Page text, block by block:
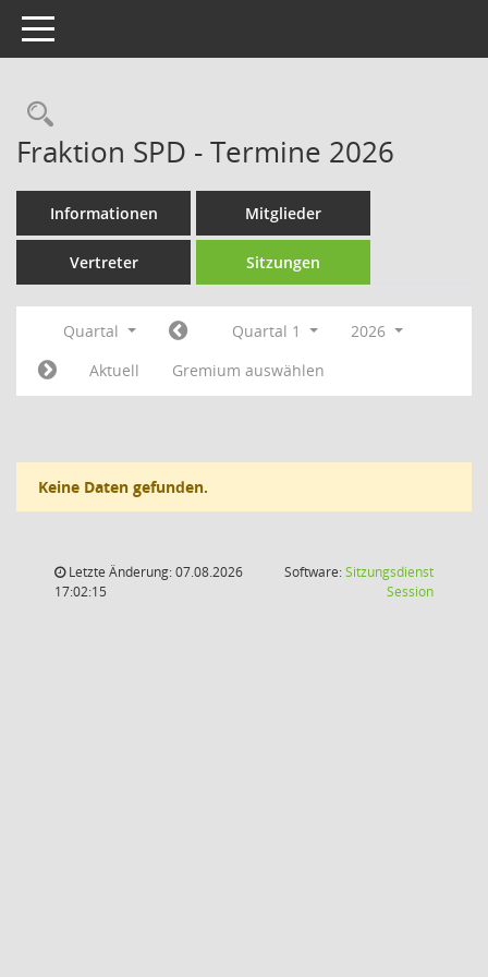
Toggle navigation
Rechercheauswahl
Fraktion SPD - Termine 2026
Informationen Mitglieder
Vertreter Sitzungen
Quartal Quartal 1
2026
Aktuell
Gremium auswählen
Keine Daten gefunden.
Letzte Änderung: 07.08.2026
17:02:15
Software:Sitzungsdienst
Session(Wird in